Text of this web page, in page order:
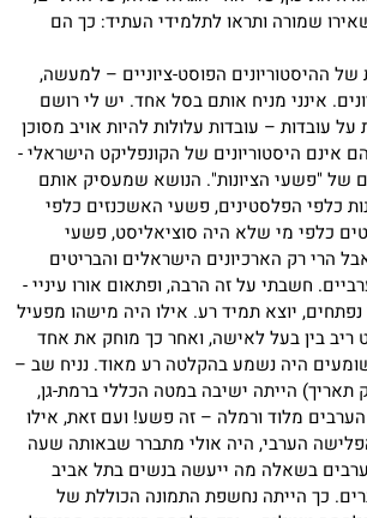
שמורה ותראו לתלמידי העתיד: כך הם
ההיסטוריונים הפוסט-ציוניים – למעשה,
אינני מניח אותם בסל אחד. יש לי רושם
עובדות – עובדות עלולות להיות אויב מסוכן
היסטוריונים של הקונפליקט הישראלי -
של "פשעי הציונות". הנושא שמעסיק אותם
כלפי הפלסטינים, פשעי האשכנזים כלפי
כלפי מי שלא היה סוציאליסט, פשעי
הרי רק הארכיונים הישראלים והבריטים
חשבתי על זה הרבה, ופתאום אורו עיניי -
יוצא תמיד רע. אילו היה מישהו מפעיל
ריב בין בעל לאישה, ואחר כך מוחק את אחד
היה נשמע בהקלטה רע מאוד. נניח שב –
זורק תאריך) הייתה ישיבה במטה הכללי ברמת-גן,
מלוד ורמלה – זה פשע! ועם זאת, אילו
הערבי, היה אולי מתברר שבאותה שעה
בשאלה מה ייעשה בנשים בתל אביב
כך הייתה נחשפת התמונה הכוללת של